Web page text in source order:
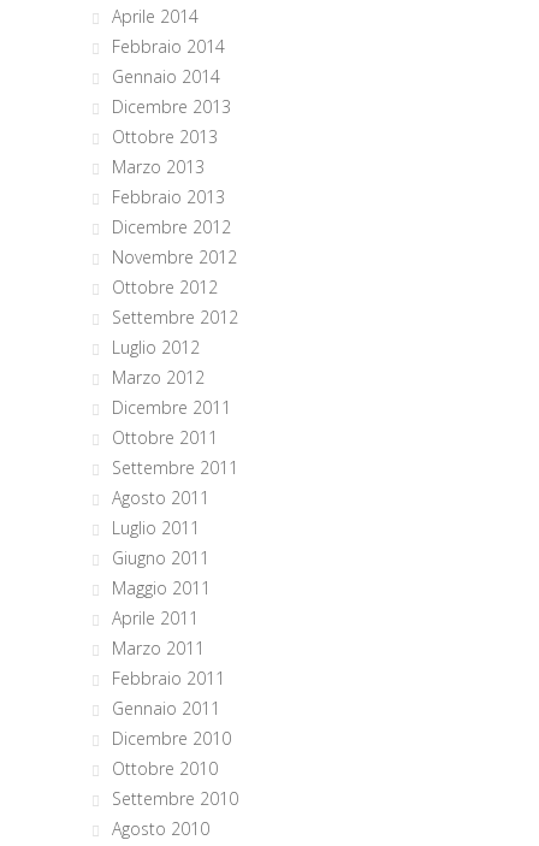
Aprile 2014
Febbraio 2014
Gennaio 2014
Dicembre 2013
Ottobre 2013
Marzo 2013
Febbraio 2013
Dicembre 2012
Novembre 2012
Ottobre 2012
Settembre 2012
Luglio 2012
Marzo 2012
Dicembre 2011
Ottobre 2011
Settembre 2011
Agosto 2011
Luglio 2011
Giugno 2011
Maggio 2011
Aprile 2011
Marzo 2011
Febbraio 2011
Gennaio 2011
Dicembre 2010
Ottobre 2010
Settembre 2010
Agosto 2010